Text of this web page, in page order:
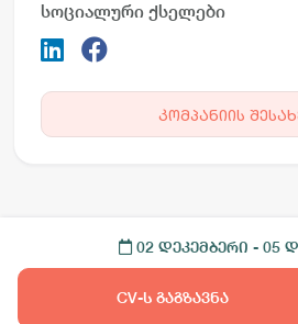
სოციალური ქსელები
კომპანიის
02 დეკემბერი - 05
CV-ს გაგზავნა